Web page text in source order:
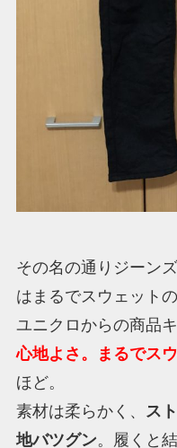
その名の通りジーン
はまるでスウェットの
ユニクロからの商品
心地よさ。まるでスウ
ほど。
素材は柔らかく、 ス
地バツグン。履くと